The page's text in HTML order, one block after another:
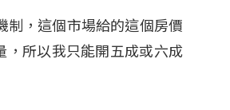
制，這個市場給的這個房價
，所以我只能開五成或六成